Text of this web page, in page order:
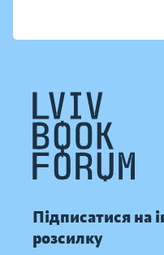
Підписатися на
розсилку